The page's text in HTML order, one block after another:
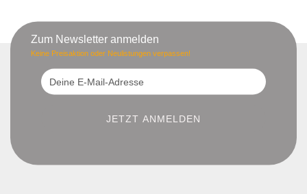
Zum Newsletter anmelden
Keine Preisaktion oder Neulistungen verpassen!